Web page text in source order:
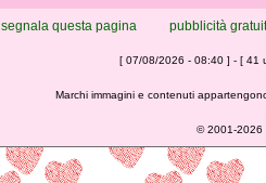
segnala questa pagina pubblicità
[ 07/08/2026 - 08:40 ] - [ 41
Marchi immagini e contenuti
©2001-2026